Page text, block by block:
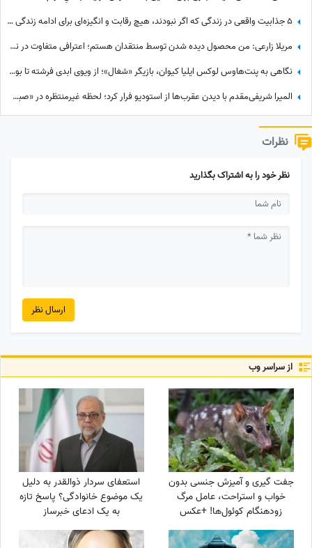
5 جذابیت واقعی در زندگی که اگر نبودند، هیچ رقابت و انگیزه‌ای برای ادامه زندگی وجود نداشت! آخریش از همه مهم‌تره!
مریلا زارعی: من محصول دیده شدن توسط منتقدان هستم؛ اعترافی متفاوت در نشست خبری «موسی کلیم‌الله» + ویدئو
نگاهی به پنت‌هاوس لوکس ایلیا کیوان، بازیگر «شغال»؛ از ویوی ابدی فرشته تا بولداگ دوست‌داشتنی و دکوراسیون چشم‌نواز
المیرا شریفی‌مقدم با دیدن عقرب‌ها از استودیو فرار کرد؛ لحظه غیرمنتظره در «صبحانه ایرانی» + ویدئو
نظرات
نظر خود را به اشتراک بگذارید
ارسال نظر
از سراسر وب
جفت گیری و آمیزش جنسی بدون
خواب و استراحت، عامل مرگ
زودهنگام کوئول‌ها! +عکس
استعفای سردار ذوالقدر به دلیل
یک موضوع خانوادگی؟ پاسخ تازه
به یک ادعای خبرساز